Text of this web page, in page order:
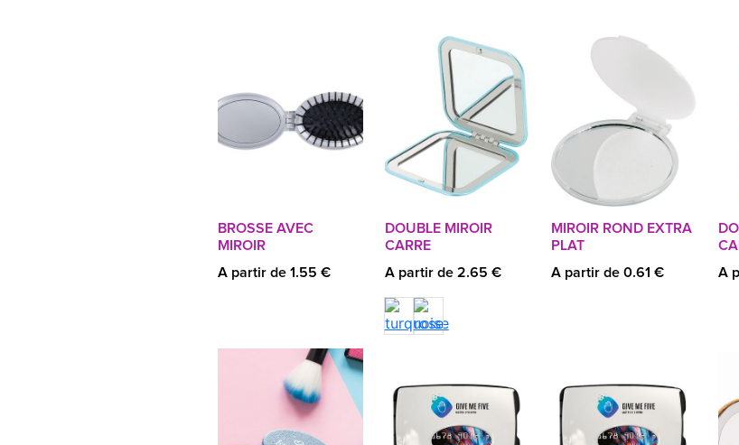
BROSSE AVEC
MIROIR
A partir de 1.55 €
DOUBLE MIROIR
CARRE
A partir de 2.65 €
MIROIR ROND EXTRA
PLAT
A partir de 0.61 €
A